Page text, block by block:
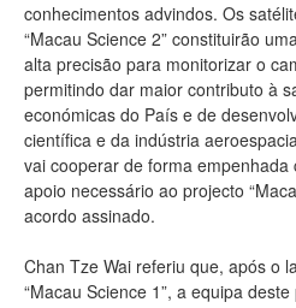
conhecimentos advindos. Os
“Macau Science 2” constituirão
alta precisão para monitorizar o
permitindo dar maior contributo à
económicas do País e de
científica e da indústria
vai cooperar de forma empenhada
apoio necessário ao projecto
acordo assinado.
Chan Tze Wai referiu que, após o
“Macau Science 1”, a equipa